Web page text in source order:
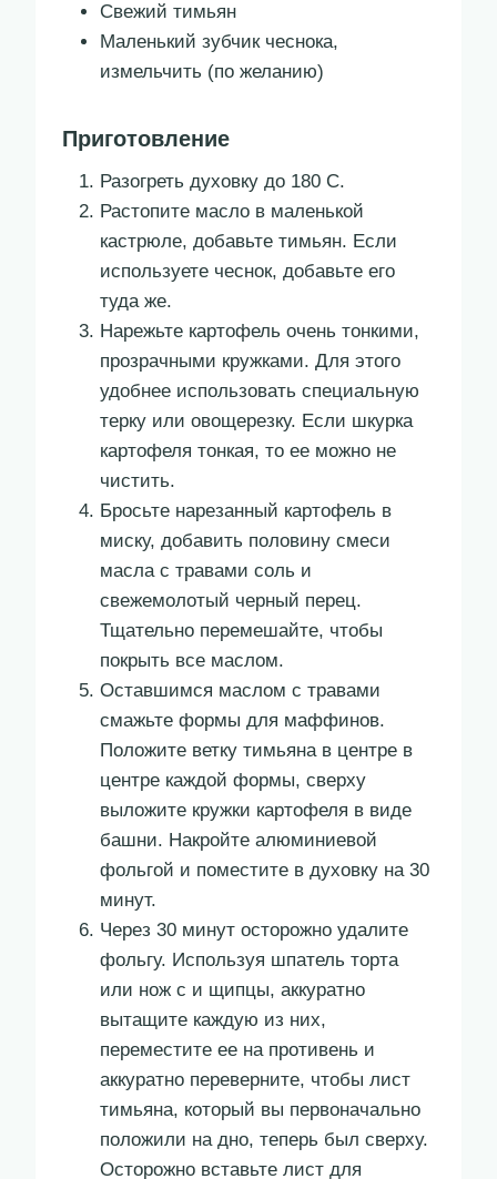
Свежий тимьян
Маленький зубчик чеснока,
измельчить (по желанию)
Приготовление
Разогреть духовку до 180 С.
Растопите масло в маленькой
кастрюле, добавьте тимьян. Если
используете чеснок, добавьте его
туда же.
Нарежьте картофель очень тонкими,
прозрачными кружками. Для этого
удобнее использовать специальную
терку или овощерезку. Если шкурка
картофеля тонкая, то ее можно не
чистить.
Бросьте нарезанный картофель в
миску, добавить половину смеси
масла с травами соль и
свежемолотый черный перец.
Тщательно перемешайте, чтобы
покрыть все маслом.
Оставшимся маслом с травами
смажьте формы для маффинов.
Положите ветку тимьяна в центре в
центре каждой формы, сверху
выложите кружки картофеля в виде
башни. Накройте алюминиевой
фольгой и поместите в духовку на 30
минут.
Через 30 минут осторожно удалите
фольгу. Используя шпатель торта
или нож с и щипцы, аккуратно
вытащите каждую из них,
переместите ее на противень и
аккуратно переверните, чтобы лист
тимьяна, который вы первоначально
положили на дно, теперь был сверху.
Осторожно вставьте лист для